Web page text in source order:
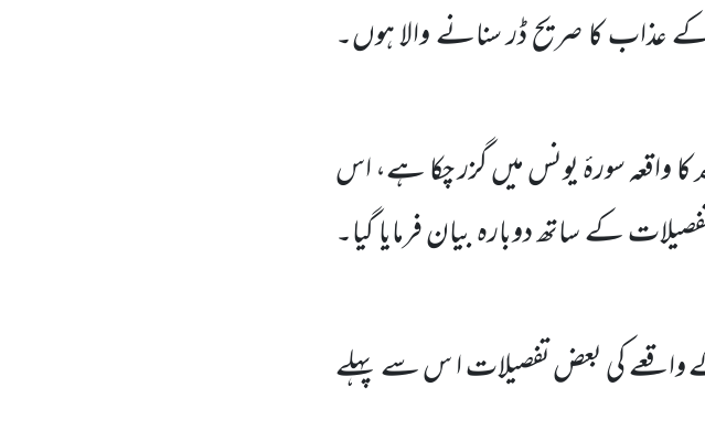
عذاب کا صریح ڈر سنانے والا ہوں۔
کا واقعہ سورۂ یونس میں گزر چکا ہے، اس
کے ساتھ دوبارہ بیان فرمایا گیا۔
کی بعض تفصیلات ا س سے پہلے